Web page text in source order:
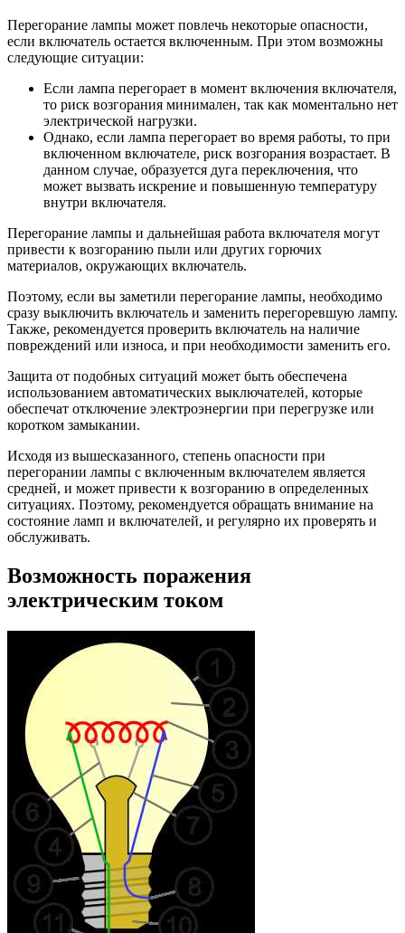
Перегорание лампы может повлечь некоторые опасности,
если включатель остается включенным. При этом возможны
следующие ситуации:
Если лампа перегорает в момент включения включателя,
то риск возгорания минимален, так как моментально нет
электрической нагрузки.
Однако, если лампа перегорает во время работы, то при
включенном включателе, риск возгорания возрастает. В
данном случае, образуется дуга переключения, что
может вызвать искрение и повышенную температуру
внутри включателя.
Перегорание лампы и дальнейшая работа включателя могут
привести к возгоранию пыли или других горючих
материалов, окружающих включатель.
Поэтому, если вы заметили перегорание лампы, необходимо
сразу выключить включатель и заменить перегоревшую лампу.
Также, рекомендуется проверить включатель на наличие
повреждений или износа, и при необходимости заменить его.
Защита от подобных ситуаций может быть обеспечена
использованием автоматических выключателей, которые
обеспечат отключение электроэнергии при перегрузке или
коротком замыкании.
Исходя из вышесказанного, степень опасности при
перегорании лампы с включенным включателем является
средней, и может привести к возгоранию в определенных
ситуациях. Поэтому, рекомендуется обращать внимание на
состояние ламп и включателей, и регулярно их проверять и
обслуживать.
Возможность поражения
электрическим током